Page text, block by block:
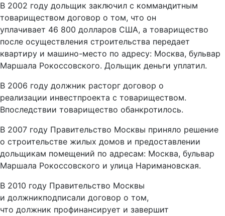
В 2002 году дольщик заключил с коммандитным
товариществом договор о том, что он
уплачивает 46 800 долларов США, а товарищество
после осуществления строительства передает
квартиру и машино-место по адресу: Москва, бульвар
Маршала Рокоссовского. Дольщик деньги уплатил.
В 2006 году должник расторг договор о
реализации инвестпроекта с товариществом.
Впоследствии товарищество обанкротилось.
В 2007 году Правительство Москвы приняло решение
о строительстве жилых домов и предоставлении
дольщикам помещений по адресам: Москва, бульвар
Маршала Рокоссовского и улица Наримановская.
В 2010 году Правительство Москвы
и должникподписали договор о том,
что должник профинансирует и завершит